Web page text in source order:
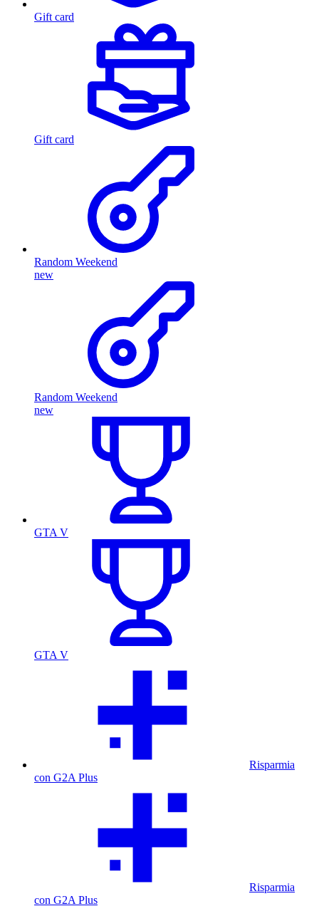
Gift card
Gift card
Random Weekend
new
Random Weekend
new
GTA V
GTA V
Risparmia
con G2A Plus
Risparmia
con G2A Plus